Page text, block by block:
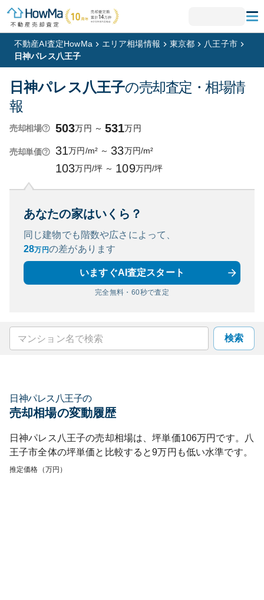
不動産AI査定HowMa エリア相場情報 東京都
八王子市
日神パレス八王子
日神パレス八王子の売却査定・相場情
報
売却相場 503万円 ～ 531万円
売却単価 31万円/m² ～ 33万円/m²
103万円/坪 ～ 109万円/坪
あなたの家はいくら？
同じ建物でも階数や広さによって、
28万円の差があります
いますぐAI査定スタート
完全無料・60秒で査定
検索
日神パレス八王子の
売却相場の変動履歴
日神パレス八王子の売却相場は、坪単価106万円です。
八
王子市全体の坪単価と比較すると9万円も低い水準です。
推定価格（万円）